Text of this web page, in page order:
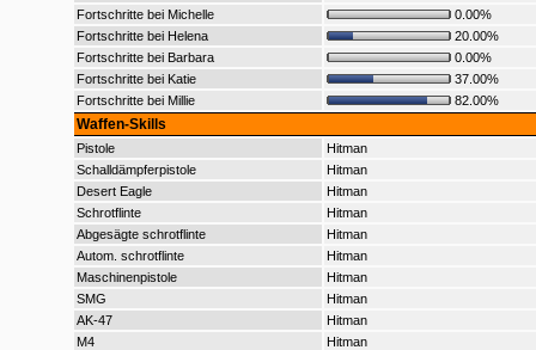
Fortschritte bei Michelle
0.00%
Fortschritte bei Helena
20.00%
Fortschritte bei Barbara
0.00%
Fortschritte bei Katie
37.00%
Fortschritte bei Millie
82.00%
Waffen-Skills
Pistole
Hitman
Schalldämpferpistole
Hitman
Desert Eagle
Hitman
Schrotflinte
Hitman
Abgesägte schrotflinte
Hitman
Autom. schrotflinte
Hitman
Maschinenpistole
Hitman
SMG
Hitman
AK-47
Hitman
M4
Hitman